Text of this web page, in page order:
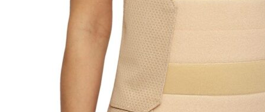
ПОЛУСТЕЛЬКИ